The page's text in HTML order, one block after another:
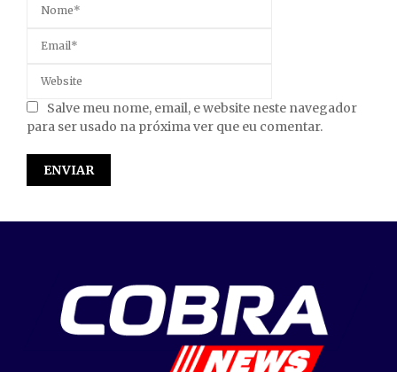
Salve meu nome, email, e website neste navegador
para ser usado na próxima ver que eu comentar.